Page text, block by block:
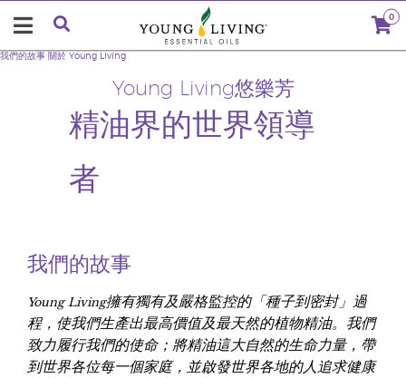
0
Young Living悠樂芳
精油界的世界領導
者
我們的故事 關於 Young Living
我們的故事
Young Living擁有獨有及嚴格監控的「種子到密封」過
程，使我們生產出最高價值及最天然的植物精油。我們
致力履行我們的使命；將精油這大自然的生命力量，帶
到世界各位每一個家庭，並啟發世界各地的人追求健康